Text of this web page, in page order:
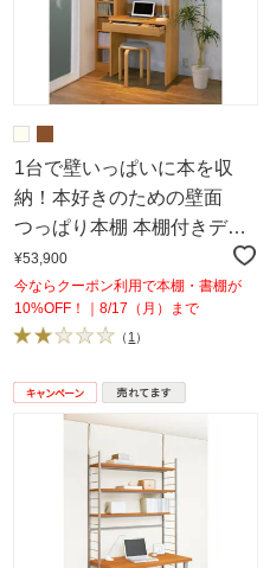
1台で壁いっぱいに本を収
納！本好きのための壁面
つっぱり本棚 本棚付きデス
ク（奥行45cm）
¥53,900
今ならクーポン利用で本棚・書棚が
10%OFF！｜8/17（月）まで
（ 1 ）